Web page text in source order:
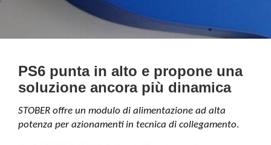
PS6 punta in alto e propone una
soluzione ancora più dinamica
STOBER offre un modulo di alimentazione ad alta
potenza per azionamenti in tecnica di collegamento.